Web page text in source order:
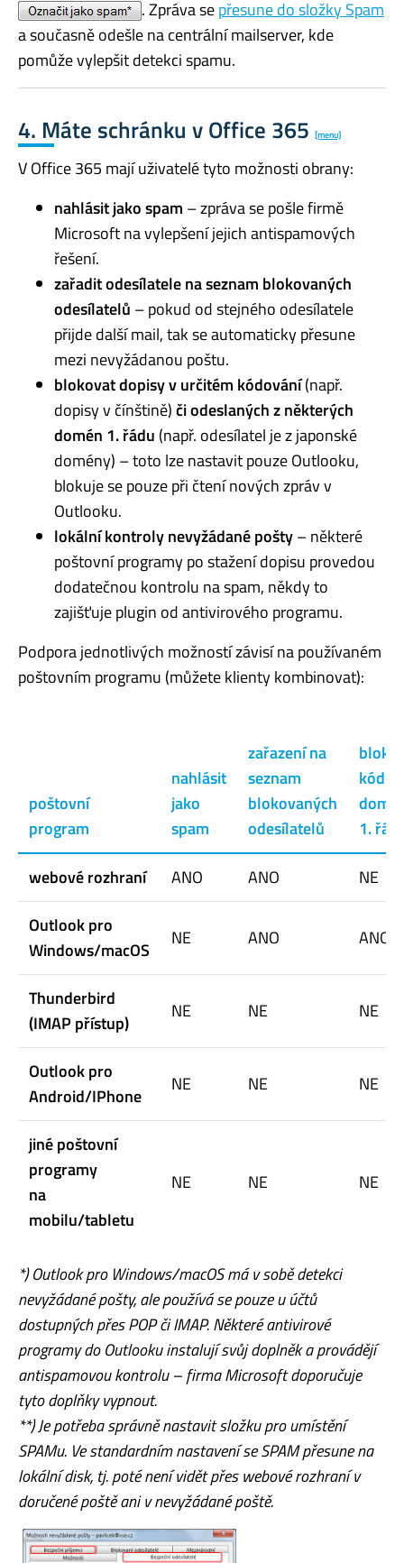
. Zpráva sepřesune do složky Spam
a současně odešle na centrální mailserver, kde
pomůže vylepšit detekci spamu.
4. Máte schránku v Office 365 [menu]
V Office 365 mají uživatelé tyto možnosti obrany:
nahlásit jako spam – zpráva se pošle firmě
Microsoft na vylepšení jejich antispamových
řešení.
zařadit odesílatele na seznam blokovaných
odesílatelů – pokud od stejného odesílatele
přijde další mail, tak se automaticky přesune
mezi nevyžádanou poštu.
blokovat dopisy v určitém kódování(např.
dopisy v čínštině)či odeslaných z některých
domén 1. řádu (např. odesílatel je z japonské
domény) – toto lze nastavit pouze Outlooku,
blokuje se pouze při čtení nových zpráv v
Outlooku.
lokální kontroly nevyžádané pošty– některé
poštovní programy po stažení dopisu provedou
dodatečnou kontrolu na spam, někdy to
zajišťuje plugin od antivirového programu.
Podpora jednotlivých možností závisí na používaném
poštovním programu (můžete klienty kombinovat):
poštovní
program
nahlásit
jako
spam
zařazení na
seznam
blokovaných
odesílatelů
1.
webové rozhraní
ANO ANO
NE
Outlook pro
Windows/macOS
NE ANO ANO
Thunderbird
(IMAP přístup)
NE NE NE
Outlook pro
Android/IPhone
NE NE NE
jiné poštovní
programy
na
mobilu/tabletu
NE NE NE
*) Outlook pro Windows/macOS má v sobě detekci
nevyžádané pošty, ale používá se pouze u účtů
dostupných přes POP či IMAP. Některé antivirové
programy do Outlooku instalují svůj doplněk a provádějí
antispamovou kontrolu – firma Microsoft doporučuje
tyto doplňky vypnout.
**) Je potřeba správně nastavit složku pro umístění
SPAMu. Ve standardním nastavení se SPAM přesune na
lokální disk, tj. poté není vidět přes webové rozhraní v
doručené poště ani v nevyžádané poště.